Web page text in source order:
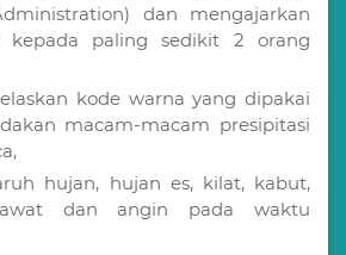
dan mengajarkan
kepada paling sedikit 2 orang
kode warna yang dipakai
macam-macam presipitasi
hujan, hujan es, kilat, kabut,
dan angin pada waktu